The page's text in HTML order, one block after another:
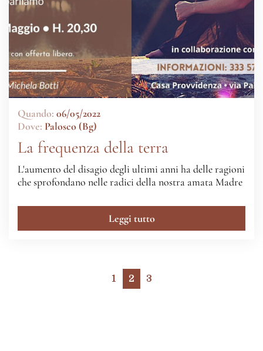
Quando: 06/05/2022
Dove: Palosco (Bg)
La frequenza della terra
L'aumento del disagio degli ultimi anni ha delle ragioni
che sprofondano nelle radici della nostra amata Madre
Leggi tutto
1 2 3